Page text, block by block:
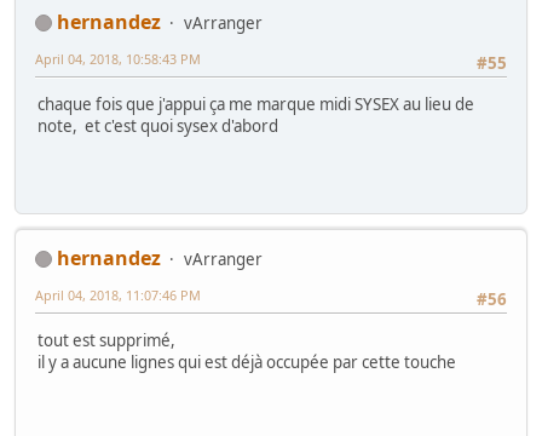
hernandez
vArranger
#55
April 04, 2018, 10:58:43 PM
chaque fois que j'appui ça me marque midi SYSEX au lieu de
note, et c'est quoi sysex d'abord
hernandez
vArranger
#56
April 04, 2018, 11:07:46 PM
tout est supprimé,
il y a aucune lignes qui est déjà occupée par cette touche